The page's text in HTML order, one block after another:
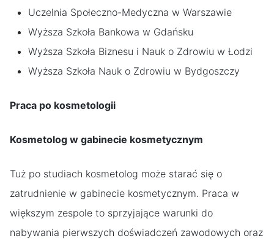
Uczelnia Społeczno-Medyczna w Warszawie
Wyższa Szkoła Bankowa w Gdańsku
Wyższa Szkoła Biznesu i Nauk o Zdrowiu w Łodzi
Wyższa Szkoła Nauk o Zdrowiu w Bydgoszczy
Praca po kosmetologii
Kosmetolog w gabinecie kosmetycznym
Tuż po studiach kosmetolog może starać się o
zatrudnienie w gabinecie kosmetycznym. Praca w
większym zespole to sprzyjające warunki do
nabywania pierwszych doświadczeń zawodowych oraz